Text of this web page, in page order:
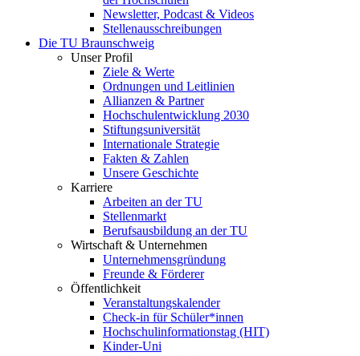
Newsletter, Podcast & Videos
Stellenausschreibungen
Die TU Braunschweig
Unser Profil
Ziele & Werte
Ordnungen und Leitlinien
Allianzen & Partner
Hochschulentwicklung 2030
Stiftungsuniversität
Internationale Strategie
Fakten & Zahlen
Unsere Geschichte
Karriere
Arbeiten an der TU
Stellenmarkt
Berufsausbildung an der TU
Wirtschaft & Unternehmen
Unternehmensgründung
Freunde & Förderer
Öffentlichkeit
Veranstaltungskalender
Check-in für Schüler*innen
Hochschulinformationstag (HIT)
Kinder-Uni